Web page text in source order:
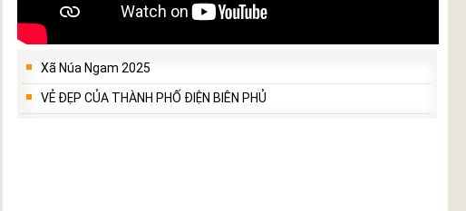
Xã Núa Ngam 2025
VẺ ĐẸP CỦA THÀNH PHỐ ĐIỆN BIÊN PHỦ